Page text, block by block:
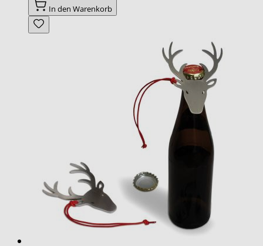
In den Warenkorb